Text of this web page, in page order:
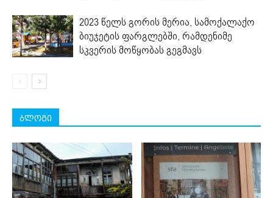
2023 წელს გორის მერია, სამოქალაქო
ბიუჯეტის ფარგლებში, რამდენიმე
სკვერის მოწყობას გეგმავს
ბლოგი